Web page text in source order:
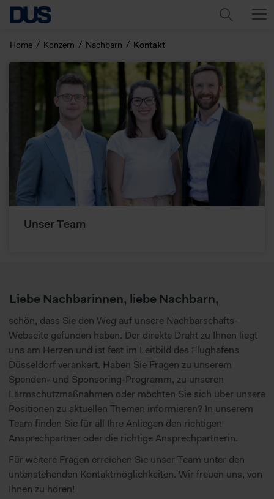
Home Konzern Nachbarn Kontakt
Unser Team
Liebe Nachbarinnen, liebe Nachbarn,
schön, dass Sie den Weg auf unsere Nachbarschafts-
Webseite gefunden haben. Der direkte Draht zu Ihnen liegt
uns am Herzen und ist fest im Leitbild des Flughafens
Düsseldorf verankert. Haben Sie Fragen zu unserem
Spenden- und Sponsoring-Programm, zu unseren
Lärmschutzmaßnahmen oder möchten Sie sich über unsere
Positionen zu aktuellen Themen informieren? In unserem
Team finden Sie für all Ihre Anliegen den richtigen
Ansprechpartner oder die richtige Ansprechpartnerin.
Für weitere Fragen erreichen Sie unser Team unter den
untenstehenden Kontaktmöglichkeiten. Wir freuen uns, von
Ihnen zu hören!